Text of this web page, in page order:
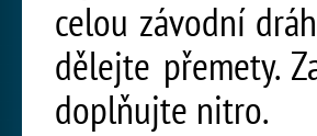
celou závodní
dělejte přemety.
doplňujte nitro.